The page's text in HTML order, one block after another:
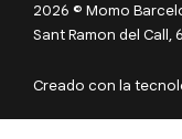
2026 © Momo
Sant Ramon del Call,
Creado con la